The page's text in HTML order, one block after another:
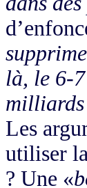
là, le 6-
milliards
Les
utiliser
? Une «